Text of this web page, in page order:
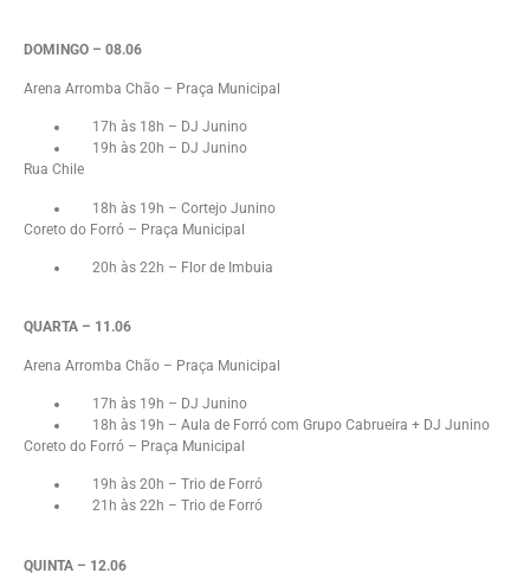
DOMINGO – 08.06
Arena Arromba Chão – Praça Municipal
17h às 18h – DJ Junino
19h às 20h – DJ Junino
Rua Chile
18h às 19h – Cortejo Junino
Coreto do Forró – Praça Municipal
20h às 22h – Flor de Imbuia
QUARTA – 11.06
Arena Arromba Chão – Praça Municipal
17h às 19h – DJ Junino
18h às 19h – Aula de Forró com Grupo Cabrueira + DJ Junino
Coreto do Forró – Praça Municipal
19h às 20h – Trio de Forró
21h às 22h – Trio de Forró
QUINTA – 12.06